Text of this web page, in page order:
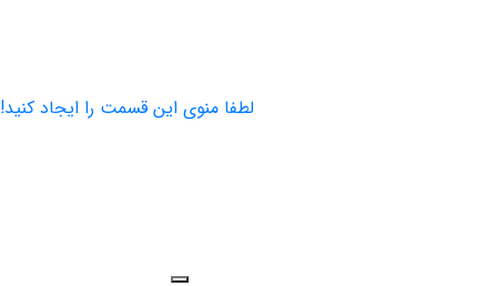
لطفا منوی این قسمت را ایجاد کنید!